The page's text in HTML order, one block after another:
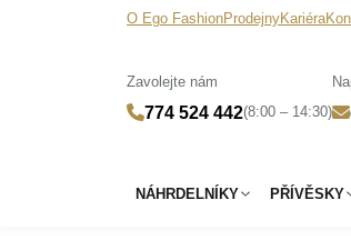
O Ego FashionProdejnyKariéra
Zavolejte nám
774 524 442(8:00 – 14:30)
NÁHRDELNÍKY PŘÍVĚSKY